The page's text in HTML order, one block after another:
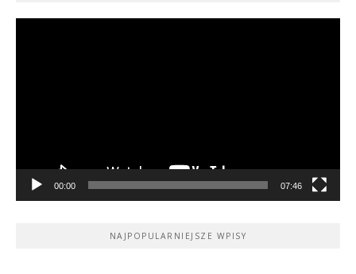
00:00 07:46
NAJPOPULARNIEJSZE WPISY